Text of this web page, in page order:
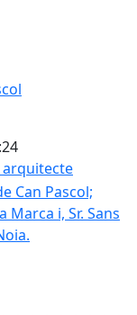
arquitecte
Can Pascol;
Marca i, Sr. Sans